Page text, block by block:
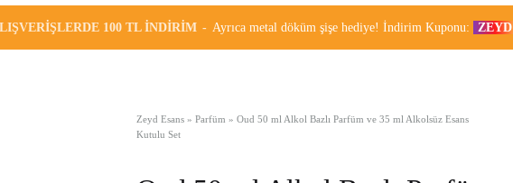
özel
alkolsüz
100 TL İNDIRIM Ayrıca metal döküm şişe hediye! İndirim Kuponu: ZEYD
Zeyd Esans » Parfüm » Oud 50 ml Alkol Bazlı Parfüm ve 35 ml Alkolsüz Esans
Kutulu Set